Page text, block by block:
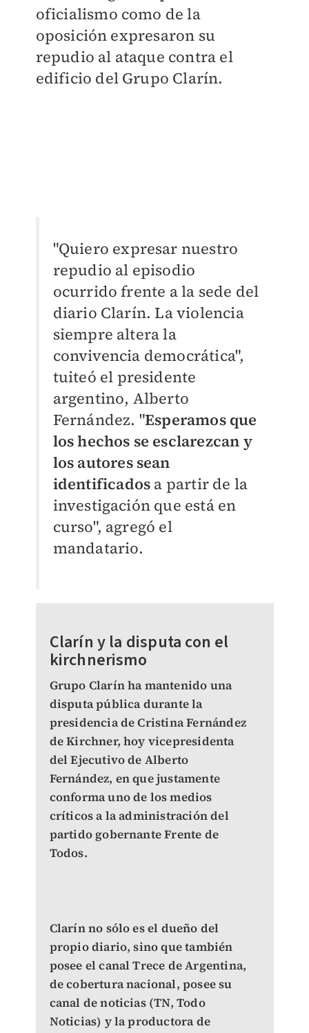
oficialismo como de la
oposición expresaron su
repudio al ataque contra el
edificio del Grupo Clarín.
"Quiero expresar nuestro
repudio al episodio
ocurrido frente a la sede del
diario Clarín. La violencia
siempre altera la
convivencia democrática",
tuiteó el presidente
argentino, Alberto
Fernández. "Esperamos que
los hechos se esclarezcan y
los autores sean
identificados a partir de la
investigación que está en
curso", agregó el
mandatario.
Clarín y la disputa con el
kirchnerismo
Grupo Clarín ha mantenido una
disputa pública durante la
presidencia de Cristina Fernández
de Kirchner, hoy vicepresidenta
del Ejecutivo de Alberto
Fernández, en que justamente
conforma uno de los medios
críticos a la administración del
partido gobernante Frente de
Todos.
Clarín no sólo es el dueño del
propio diario, sino que también
posee el canal Trece de Argentina,
de cobertura nacional, posee su
canal de noticias (TN, Todo
Noticias) y la productora de